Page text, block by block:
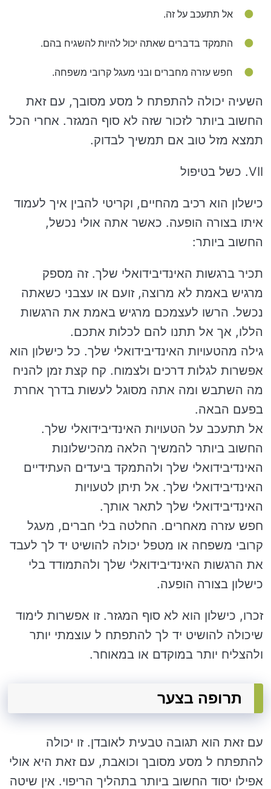
אל תתעכב על זה.
התמקד בדברים שאתה יכול להיות להשגיח בהם.
חפש עזרה מחברים ובני מעגל קרובי משפחה.
השעיה יכולה להתפתח ל מסע מסובך, עם זאת
החשוב ביותר לזכור שזה לא סוף המגזר. אחרי הכל
תמצא מזל טוב אם תמשיך לבדוק.
VII. כשל בטיפול
כישלון הוא רכיב מהחיים, וקריטי להבין איך לעמוד
איתו בצורה הופעה. כאשר אתה אולי נכשל,
החשוב ביותר:
תכיר ברגשות האינדיבידואלי שלך. זה מספק
מרגיש באמת לא מרוצה, זועם או עצבני כשאתה
נכשל. הרשו לעצמכם מרגיש באמת את הרגשות
הללו, אך אל תתנו להם לכלות אתכם.
גילה מהטעויות האינדיבידואלי שלך. כל כישלון הוא
אפשרות לגלות דרכים ולצמוח. קח קצת זמן להניח
מה השתבש ומה אתה מסוגל לעשות בדרך אחרת
בפעם הבאה.
אל תתעכב על הטעויות האינדיבידואלי שלך.
החשוב ביותר להמשיך הלאה מהכישלונות
האינדיבידואלי שלך ולהתמקד ביעדים העתידיים
האינדיבידואלי שלך. אל תיתן לטעויות
האינדיבידואלי שלך לתאר אותך.
חפש עזרה מאחרים. החלטה בלי חברים, מעגל
קרובי משפחה או מטפל יכולה להושיט יד לך לעבד
את הרגשות האינדיבידואלי שלך ולהתמודד בלי
כישלון בצורה הופעה.
זכרו, כישלון הוא לא סוף המגזר. זו אפשרות לימוד
שיכולה להושיט יד לך להתפתח ל עוצמתי יותר
ולהצליח יותר במוקדם או במאוחר.
תרופה בצער
עם זאת הוא תגובה טבעית לאובדן. זו יכולה
להתפתח ל מסע מסובך וכואבת, עם זאת היא אולי
אפילו יסוד החשוב ביותר בתהליך הריפוי. אין שיטה